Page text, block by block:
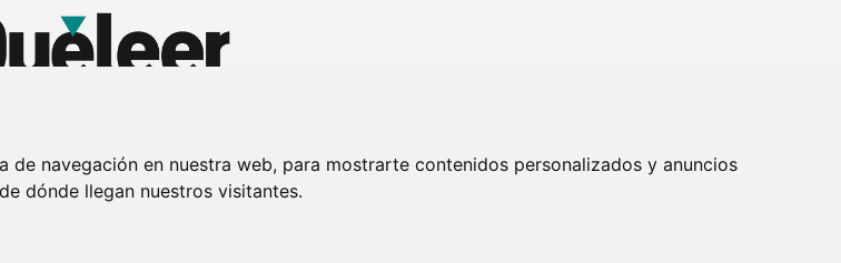
navegación en nuestra web, para mostrarte contenidos personalizados y anuncios
dónde llegan nuestros visitantes.
EN LA REVISTA QUÉ LEER SORTEO-PREESTRENOS